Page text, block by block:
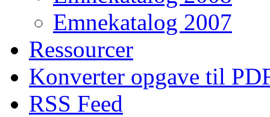
Emnekatalog 2007
Ressourcer
Konverter opgave til
RSS Feed